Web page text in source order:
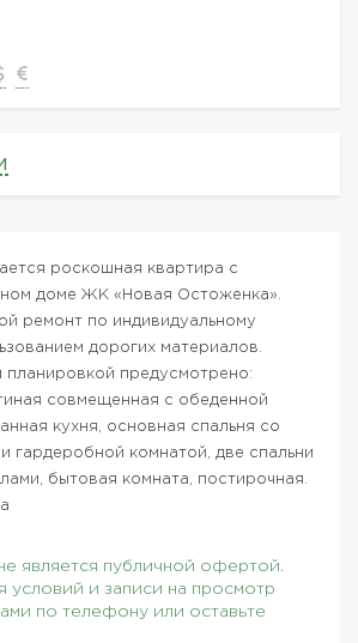
роскошная квартира с
доме ЖК «Новая Остоженка».
ремонт по индивидуальному
дорогих материалов.
планировкой предусмотрено:
совмещенная с обеденной
кухня, основная спальня со
гардеробной комнатой, две спальни
бытовая комната, постирочная.
является публичной офертой.
условий и записи на просмотр
по телефону или оставьте